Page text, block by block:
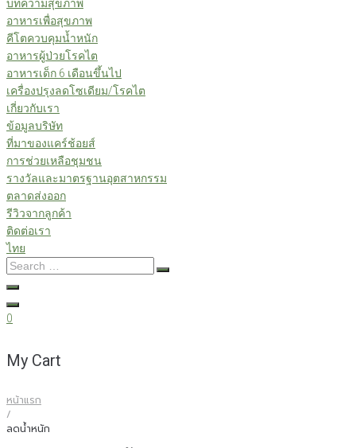
บทความสุขภาพ
อาหารเพื่อสุขภาพ
คีโตควบคุมน้ำหนัก
อาหารผู้ป่วยโรคไต
อาหารเด็ก 6 เดือนขึ้นไป
เครื่องปรุงลดโซเดียม/โรคไต
เกี่ยวกับเรา
ข้อมูลบริษัท
ที่มาของแคร์ช้อยส์
การช่วยเหลือชุมชน
รางวัลและมาตรฐานอุตสาหกรรม
ตลาดส่งออก
รีวิวจากลูกค้า
ติดต่อเรา
ไทย
Search
…
0
My Cart
หน้าแรก
/
ลดน้ำหนัก